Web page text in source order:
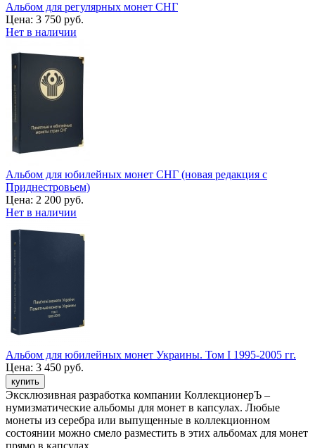
Альбом для регулярных монет СНГ
Цена: 3 750 руб.
Нет в наличии
Альбом для юбилейных монет СНГ (новая редакция с
Приднестровьем)
Цена: 2 200 руб.
Нет в наличии
Альбом для юбилейных монет Украины. Том I 1995-2005 гг.
Цена: 3 450 руб.
Эксклюзивная разработка компании КоллекционерЪ –
нумизматические альбомы для монет в капсулах. Любые
монеты из серебра или выпущенные в коллекционном
состоянии можно смело разместить в этих альбомах для монет